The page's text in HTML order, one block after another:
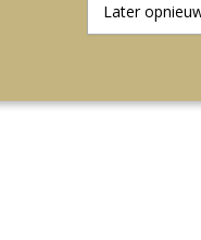
Later